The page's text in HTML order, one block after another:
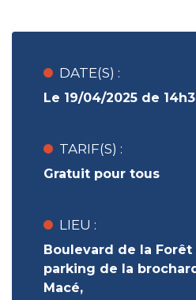
DATE(S) :
Le 19/04/2025 de
TARIF(S) :
Gratuit pour tous
LIEU :
Boulevard de la Forêt
parking de la
Macé,